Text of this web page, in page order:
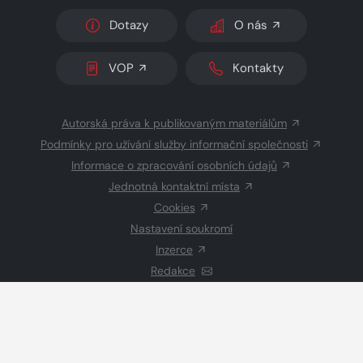
Dotazy O nás
VOP Kontakty
Autorská práva k publikovaným materiálům
Podmínky pro užívání služby informační společnosti
Informace o zpracování osobních údajů
Jednotná kontaktní místa
Cookies
Nastavení soukromí
Inzerce
Redakce